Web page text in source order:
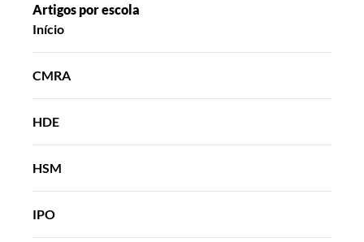
Artigos por escola
Início
CMRA
HDE
HSM
IPO